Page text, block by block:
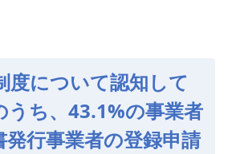
度について認知して
うち、43.1%の事業者
発行事業者の登録申請